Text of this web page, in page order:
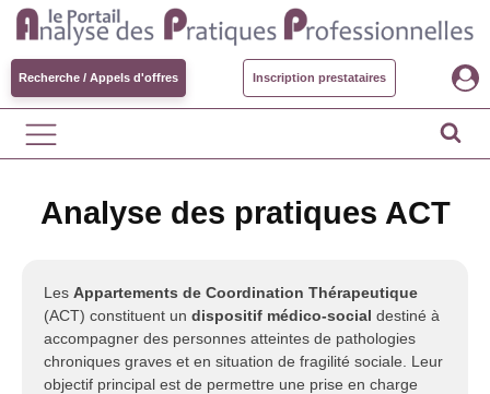
Recherche / Appels d'offres Inscription prestataires
Analyse des pratiques ACT
Les Appartements de Coordination Thérapeutique
(ACT) constituent un dispositif médico-social destiné à
accompagner des personnes atteintes de pathologies
chroniques graves et en situation de fragilité sociale. Leur
objectif principal est de permettre une prise en charge